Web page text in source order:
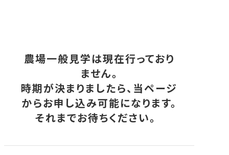
農場一般見学は現在行っており
ません。
時期が決まりましたら、当ページ
からお申し込み可能になります。
それまでお待ちください。